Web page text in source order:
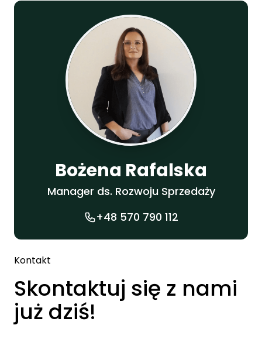
Bożena Rafalska
Manager ds. Rozwoju Sprzedaży
+48 570 790 112
Kontakt
Skontaktuj się z nami
już dziś!